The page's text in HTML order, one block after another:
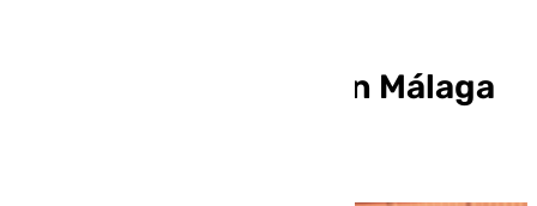
¿Qué tiendas abren en Málaga